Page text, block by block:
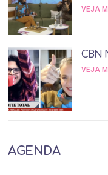
VEJA
CBN
VEJA
AGENDA